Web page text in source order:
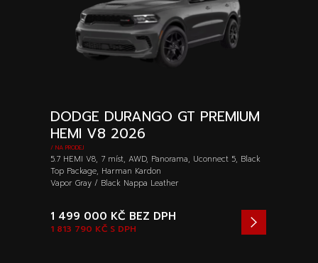
DODGE DURANGO GT PREMIUM
HEMI V8 2026
/ NA PRODEJ
5.7 HEMI V8, 7 míst, AWD, Panorama, Uconnect 5, Black
Top Package, Harman Kardon
Vapor Gray / Black Nappa Leather
1 813 790 KČ S DPH
1 499 000 KČ BEZ DPH